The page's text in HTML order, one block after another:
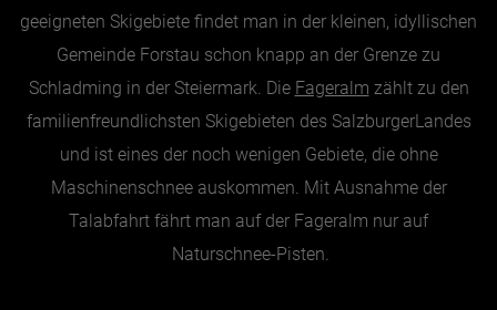
Kunst & Kultur
Brauchtum
Lifestyle
BEITRÄGE NACH MONAT
geeigneten Skigebiete findet man in der kleinen, idyllischen
Gemeinde Forstau schon knapp an der Grenze zu
Schladming in der Steiermark. Die Fageralm zählt zu den
familienfreundlichsten Skigebieten des SalzburgerLandes
und ist eines der noch wenigen Gebiete, die ohne
Maschinenschnee auskommen. Mit Ausnahme der
Talabfahrt fährt man auf der Fageralm nur auf
Naturschnee-Pisten.